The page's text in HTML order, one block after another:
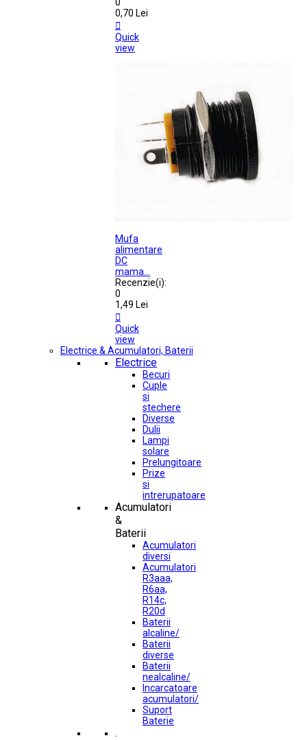
0,70 Lei

Quick
view
Mufa
alimentare
DC
mama...
Recenzie(i):
0
1,49 Lei

Quick
view
Electrice & Acumulatori, Baterii
Electrice
Becuri
Cuple
si
stechere
Diverse
Dulii
Lampi
solare
Prelungitoare
Prize
si
intrerupatoare
Acumulatori
&
Baterii
Acumulatori
diversi
Acumulatori
R3aaa,
R6aa,
R14c,
R20d
Baterii
alcaline/
Baterii
diverse
Baterii
nealcaline/
Incarcatoare
acumulatori/
Suport
Baterie
.